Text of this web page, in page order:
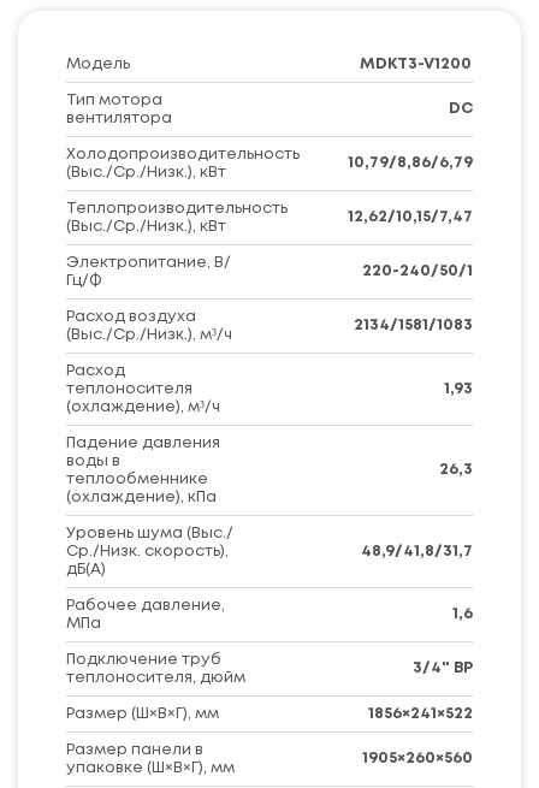
Модель MDKT3-V1200
Тип мотора
вентилятора
DC
Холодопроизводительность
(Выс./Ср./Низк.), кВт
10,79/8,86/6,79
Теплопроизводительность
(Выс./Ср./Низк.), кВт
12,62/10,15/7,47
Электропитание, В/
Гц/Ф
220-240/50/1
Расход воздуха
(Выс./Ср./Низк.), м³/ч
2134/1581/1083
Расход
теплоносителя
(охлаждение), м³/ч
1,93
Падение давления
воды в
теплообменнике
(охлаждение), кПа
26,3
Уровень шума (Выс./
Ср./Низк. скорость),
дБ(А)
48,9/41,8/31,7
Рабочее давление,
МПа
1,6
Подключение труб
теплоносителя, дюйм
3/4" BP
Размер (Ш×В×Г), мм 1856×241×522
Размер панели в
упаковке (Ш×В×Г), мм
1905×260×560